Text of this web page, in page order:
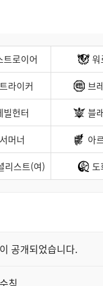
트로이어 워
트라이커 브
빌헌터 블
서머너 아
리스트(여) 도
공개되었습니다.
칙